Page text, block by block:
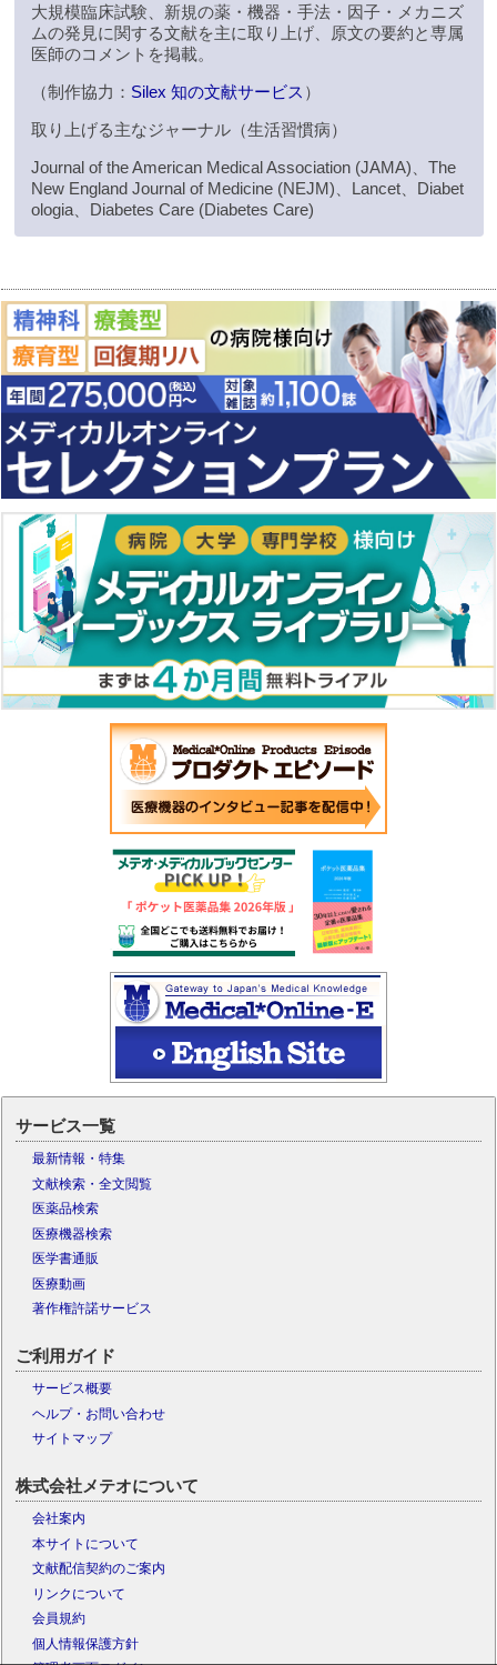
大規模臨床試験、新規の薬・機器・手法・因子・メカニズ
ムの発見に関する文献を主に取り上げ、原文の要約と専属
医師のコメントを掲載。
（制作協力： Silex 知の文献サービス ）
取り上げる主なジャーナル（生活習慣病）
Journal of the American Medical Association (JAMA)、The
New England Journal of Medicine (NEJM)、Lancet、Diabet
ologia、Diabetes Care (Diabetes Care)
サービス一覧
最新情報・特集
文献検索・全文閲覧
医薬品検索
医療機器検索
医学書通販
医療動画
著作権許諾サービス
ご利用ガイド
サービス概要
ヘルプ・お問い合わせ
サイトマップ
株式会社メテオについて
会社案内
本サイトについて
文献配信契約のご案内
リンクについて
会員規約
個人情報保護方針